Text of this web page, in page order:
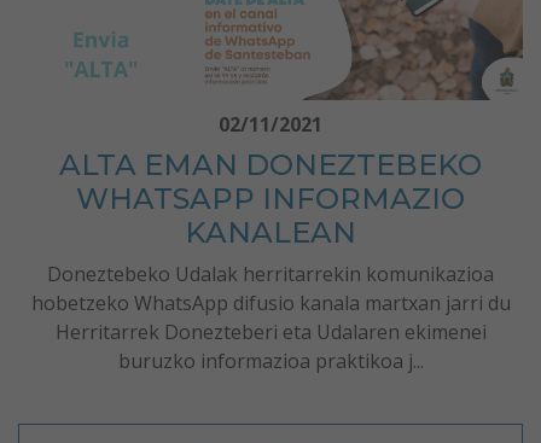
02/11/2021
ALTA EMAN DONEZTEBEKO
WHATSAPP INFORMAZIO
KANALEAN
Doneztebeko Udalak herritarrekin komunikazioa
hobetzeko WhatsApp difusio kanala martxan jarri du
Herritarrek Donezteberi eta Udalaren ekimenei
buruzko informazioa praktikoa j...